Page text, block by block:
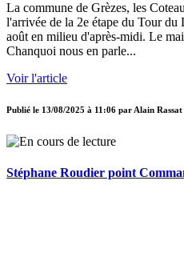
La commune de Grèzes, les
l'arrivée de la 2e étape du Tour
août en milieu d'après-midi. Le
Chanquoi nous en parle...
Voir l'article
Publié le 13/08/2025 à 11:06 parAlain Rassat
Stéphane Roudier point